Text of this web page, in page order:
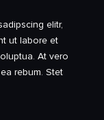
elitr,
ut labore et
At vero
rebum. Stet